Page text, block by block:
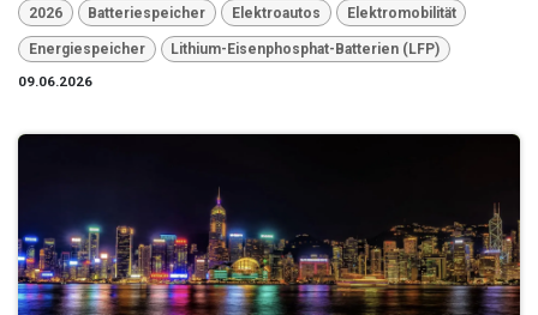
2026 Batteriespeicher Elektroautos Elektromobilität
Energiespeicher
Lithium-Eisenphosphat-Batterien (LFP)
09.06.2026